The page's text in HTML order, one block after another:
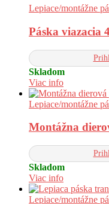
Lepiace/montážne
Páska viazacia
Skladom
Viac info
Lepiace/montážne
Montážna
Skladom
Viac info
Lepiace/montážne